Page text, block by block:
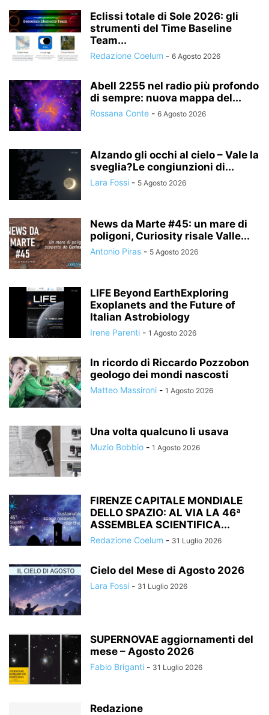
Eclissi totale di Sole 2026: gli
strumenti del Time Baseline
Team...
Redazione Coelum - 6 Agosto 2026
Abell 2255 nel radio più profondo
di sempre: nuova mappa del...
Rossana Conte - 6 Agosto 2026
Alzando gli occhi al cielo – Vale la
sveglia?Le congiunzioni di...
Lara Fossi - 5 Agosto 2026
News da Marte #45: un mare di
poligoni, Curiosity risale Valle...
Antonio Piras - 5 Agosto 2026
LIFE Beyond EarthExploring
Exoplanets and the Future of
Italian Astrobiology
Irene Parenti - 1 Agosto 2026
In ricordo di Riccardo Pozzobon
geologo dei mondi nascosti
Matteo Massironi - 1 Agosto 2026
Una volta qualcuno li usava
Muzio Bobbio - 1 Agosto 2026
FIRENZE CAPITALE MONDIALE
DELLO SPAZIO: AL VIA LA 46ª
ASSEMBLEA SCIENTIFICA...
Redazione Coelum - 31 Luglio 2026
Cielo del Mese di Agosto 2026
Lara Fossi - 31 Luglio 2026
SUPERNOVAE aggiornamenti del
mese – Agosto 2026
Fabio Briganti - 31 Luglio 2026
Redazione